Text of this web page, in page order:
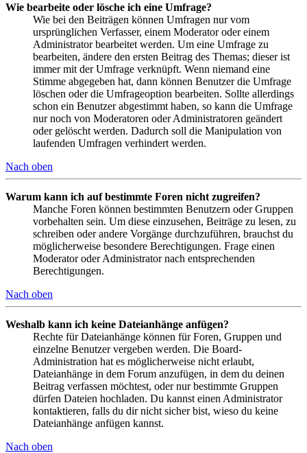
Wie bearbeite oder lösche ich eine Umfrage?
Wie bei den Beiträgen können Umfragen nur vom
ursprünglichen Verfasser, einem Moderator oder einem
Administrator bearbeitet werden. Um eine Umfrage zu
bearbeiten, ändere den ersten Beitrag des Themas; dieser ist
immer mit der Umfrage verknüpft. Wenn niemand eine
Stimme abgegeben hat, dann können Benutzer die Umfrage
löschen oder die Umfrageoption bearbeiten. Sollte allerdings
schon ein Benutzer abgestimmt haben, so kann die Umfrage
nur noch von Moderatoren oder Administratoren geändert
oder gelöscht werden. Dadurch soll die Manipulation von
laufenden Umfragen verhindert werden.
Nach oben
Warum kann ich auf bestimmte Foren nicht zugreifen?
Manche Foren können bestimmten Benutzern oder Gruppen
vorbehalten sein. Um diese einzusehen, Beiträge zu lesen, zu
schreiben oder andere Vorgänge durchzuführen, brauchst du
möglicherweise besondere Berechtigungen. Frage einen
Moderator oder Administrator nach entsprechenden
Berechtigungen.
Nach oben
Weshalb kann ich keine Dateianhänge anfügen?
Rechte für Dateianhänge können für Foren, Gruppen und
einzelne Benutzer vergeben werden. Die Board-
Administration hat es möglicherweise nicht erlaubt,
Dateianhänge in dem Forum anzufügen, in dem du deinen
Beitrag verfassen möchtest, oder nur bestimmte Gruppen
dürfen Dateien hochladen. Du kannst einen Administrator
kontaktieren, falls du dir nicht sicher bist, wieso du keine
Dateianhänge anfügen kannst.
Nach oben